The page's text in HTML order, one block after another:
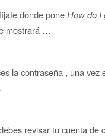
donde poneHow do I
mostrará …
la contraseña , una
.
revisar tu cuenta